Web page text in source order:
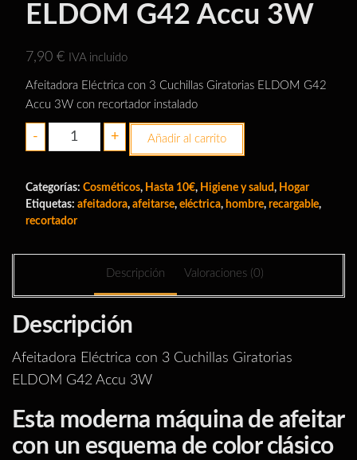
ELDOM G42 Accu 3W
7,90 € IVA incluido
Afeitadora Eléctrica con 3 Cuchillas Giratorias ELDOM G42
Accu 3W con recortador instalado
-
Afeitadora
Eléctrica
3
Cuchillas
Giratorias
cantidad
+ Añadir al carrito
Categorías: Cosméticos, Hasta 10€, Higiene y salud, Hogar
Etiquetas: afeitadora, afeitarse, eléctrica, hombre, recargable,
recortador
Descripción Valoraciones (0)
Descripción
Afeitadora Eléctrica con 3 Cuchillas Giratorias
ELDOM G42 Accu 3W
Esta moderna máquina de afeitar
con un esquema de color clásico